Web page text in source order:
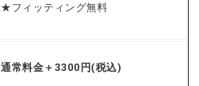
★フィッティング無料
通常料金＋3300円(税込)